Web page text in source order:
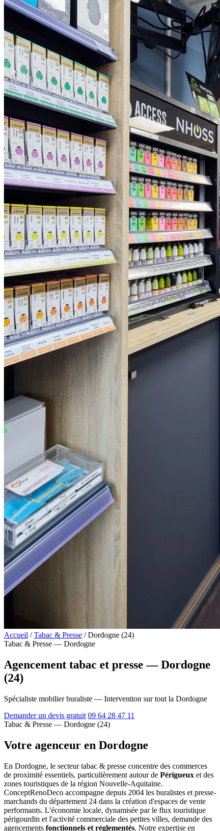
Accueil / Tabac & Presse / Dordogne (24)
Tabac & Presse — Dordogne
Agencement tabac et presse — Dordogne
(24)
Spécialiste mobilier buraliste — Intervention sur tout la Dordogne
Demander un devis gratuit 09 64 28 47 11
Tabac & Presse — Dordogne (24)
Votre agenceur en Dordogne
En Dordogne, le secteur tabac & presse concentre des commerces
de proximité essentiels, particulièrement autour de Périgueux et des
zones touristiques de la région Nouvelle-Aquitaine.
ConceptRenoDeco accompagne depuis 2004 les buralistes et presse-
marchands du département 24 dans la création d'espaces de vente
performants. L'économie locale, dynamisée par le flux touristique
périgourdin et l'activité commerciale des petites villes, demande des
agencements fonctionnels et réglementés. Notre expertise en